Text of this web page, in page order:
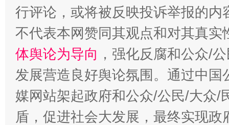
行评论，或将被反映投诉举报的
不代表本网赞同其观点和对其真实
体舆论为导向 ，强化反腐和公众/
发展营造良好舆论氛围。通过中
媒网站架起政府和公众/公民/大众/
盾，促进社会大发展，最终实现